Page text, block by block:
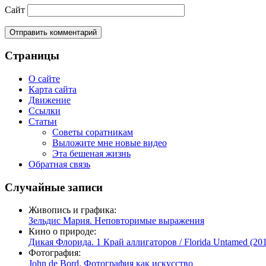
Сайт
Страницы
О сайте
Карта сайта
Движение
Ссылки
Статьи
Советы соратникам
Выложите мне новые видео
Эта бешеная жизнь
Обратная связь
Случайные записи
Живопись и графика:
Зельдис Мария. Неповторимые выражения
Кино о природе:
Дикая Флорида. 1 Край аллигаторов / Florida Untamed
Фотография:
John de Bord. Фотография как искусство